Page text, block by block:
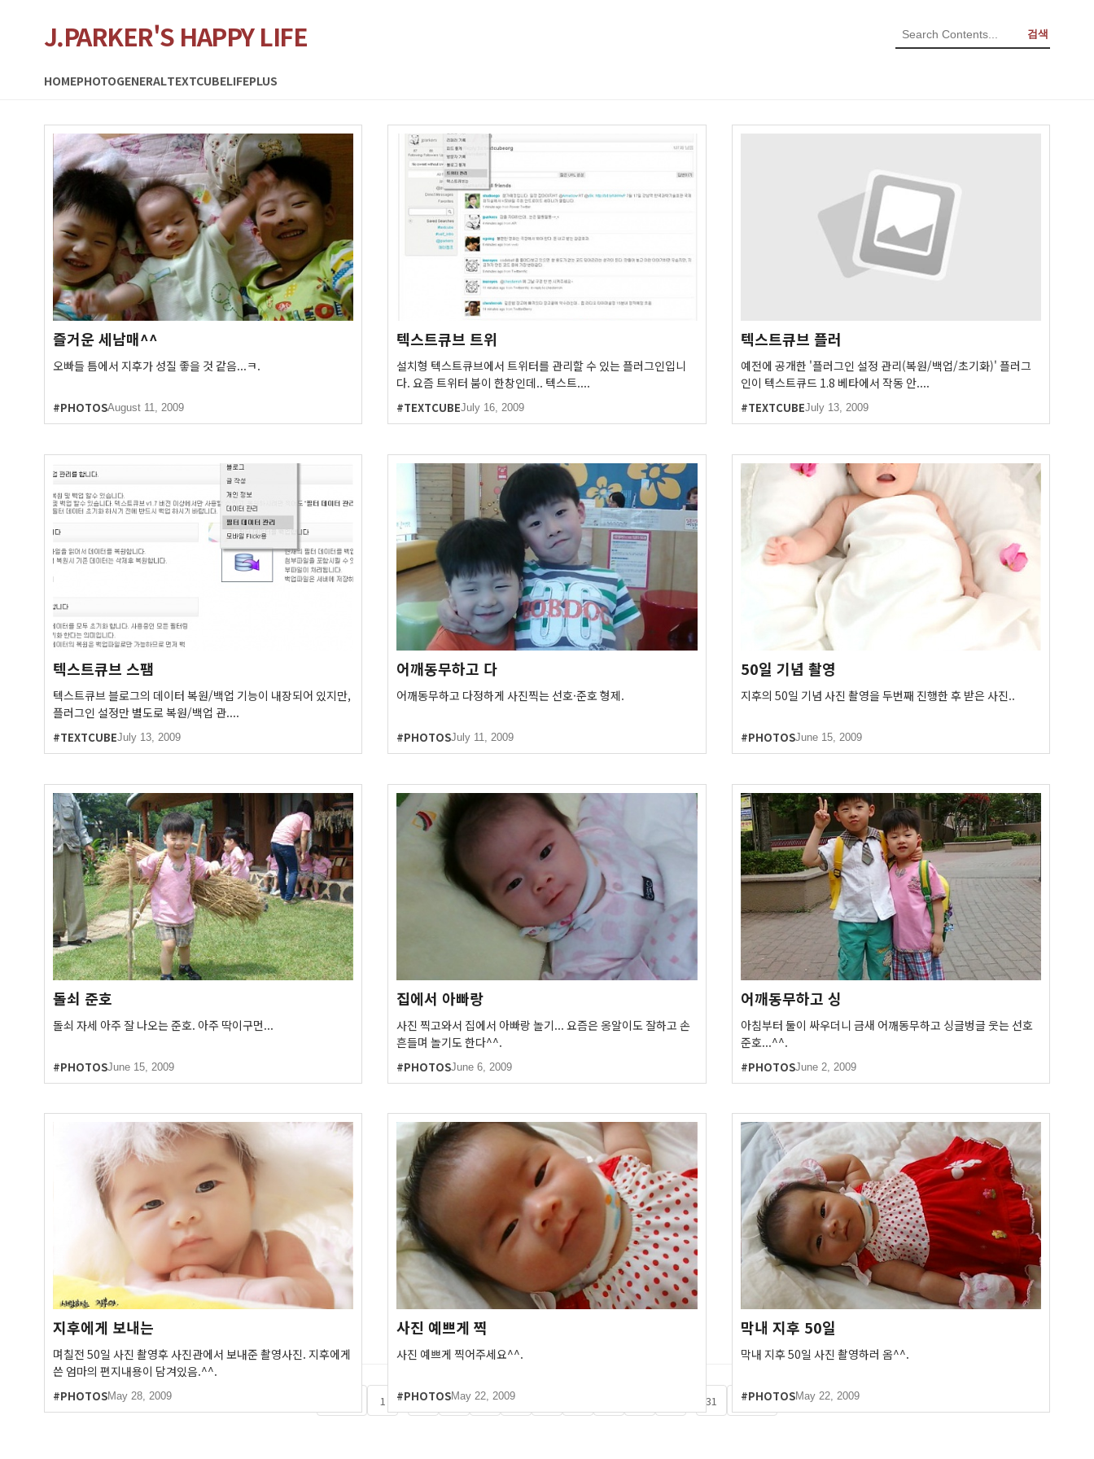
J.PARKER'S HAPPY LIFE 검색
HOMEPHOTOGENERALTEXTCUBELIFEPLUS
즐거운 세남매^^
오빠들 틈에서 지후가 성질 좋을 것 같음...ㅋ.
#PHOTOSAugust 11, 2009
텍스트큐브 트위
설치형 텍스트큐브에서 트위터를 관리할 수 있는 플러그인입니
다. 요즘 트위터 붐이 한창인데.. 텍스트....
#TEXTCUBEJuly 16, 2009
텍스트큐브 플러
예전에 공개한 '플러그인 설정 관리(복원/백업/초기화)' 플러그
인이 텍스트큐드 1.8 베타에서 작동 안....
#TEXTCUBEJuly 13, 2009
텍스트큐브 스팸
텍스트큐브 블로그의 데이터 복원/백업 기능이 내장되어 있지만,
플러그인 설정만 별도로 복원/백업 관....
#TEXTCUBEJuly 13, 2009
어깨동무하고 다
어깨동무하고 다정하게 사진찍는 선호·준호 형제.
#PHOTOSJuly 11, 2009
50일 기념 촬영
지후의 50일 기념 사진 촬영을 두번째 진행한 후 받은 사진..
#PHOTOSJune 15, 2009
돌쇠 준호
돌쇠 자세 아주 잘 나오는 준호. 아주 딱이구먼...
#PHOTOSJune 15, 2009
집에서 아빠랑
사진 찍고와서 집에서 아빠랑 놀기... 요즘은 옹알이도 잘하고 손
흔들며 놀기도 한다^^.
#PHOTOSJune 6, 2009
어깨동무하고 싱
아침부터 둘이 싸우더니 금새 어깨동무하고 싱글벙글 웃는 선호
준호...^^.
#PHOTOSJune 2, 2009
지후에게 보내는
며칠전 50일 사진 촬영후 사진관에서 보내준 촬영사진. 지후에게
쓴 엄마의 편지내용이 담겨있음.^^.
#PHOTOSMay 28, 2009
사진 예쁘게 찍
사진 예쁘게 찍어주세요^^.
#PHOTOSMay 22, 2009
막내 지후 50일
막내 지후 50일 사진 촬영하러 옴^^.
#PHOTOSMay 22, 2009
1 ... 4 5 6 7 31 NEXT